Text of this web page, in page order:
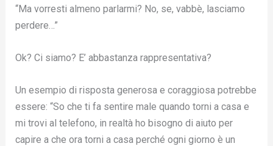
“Ma vorresti almeno parlarmi? No, se, vabbè, lasciamo
perdere…”
Ok? Ci siamo? E’ abbastanza rappresentativa?
Un esempio di risposta generosa e coraggiosa potrebbe
essere: “So che ti fa sentire male quando torni a casa e
mi trovi al telefono, in realtà ho bisogno di aiuto per
capire a che ora torni a casa perché ogni giorno è un